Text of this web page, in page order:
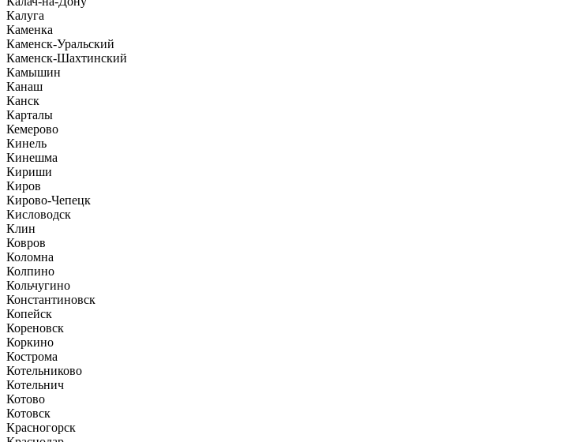
Калуга
Каменка
Каменск-Уральский
Каменск-Шахтинский
Камышин
Канаш
Канск
Карталы
Кемерово
Кинель
Кинешма
Кириши
Киров
Кирово-Чепецк
Кисловодск
Клин
Ковров
Коломна
Колпино
Кольчугино
Константиновск
Копейск
Кореновск
Коркино
Кострома
Котельниково
Котельнич
Котово
Котовск
Красногорск